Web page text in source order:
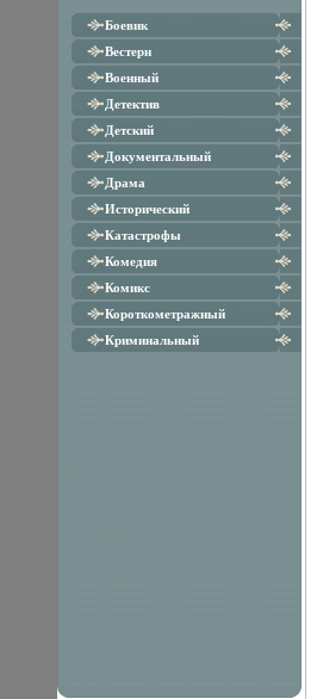
Боевик
Вестерн
Военный
Детектив
Детский
Документальный
Драма
Исторический
Катастрофы
Комедия
Комикс
Короткометражный
Криминальный